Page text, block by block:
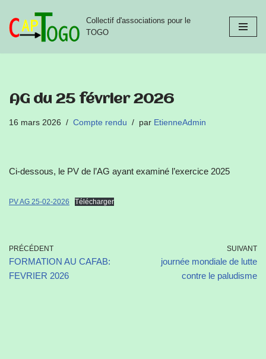
Aller
Collectif d'associations pour le
TOGO
AG du 25 février 2026
16 mars 2026 Compte rendu par EtienneAdmin
Ci-dessous, le PV de l’AG ayant examiné l’exercice 2025
PV AG 25-02-2026 Télécharger
PRÉCÉDENT
FORMATION AU CAFAB:
FEVRIER 2026
SUIVANT
journée mondiale de lutte
contre le paludisme